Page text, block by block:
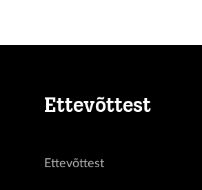
Ettevõttest
Ettevõttest